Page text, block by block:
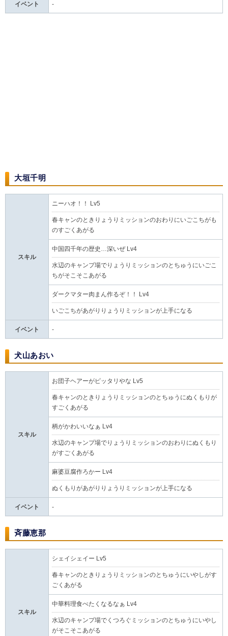
イベント -
大垣千明
スキル
ニーハオ！！ Lv5
春キャンのときりょうりミッションのおわりにいごこちがも
のすごくあがる
中国四千年の歴史…深いぜ Lv4
水辺のキャンプ場でりょうりミッションのとちゅうにいごこ
ちがそこそこあがる
ダークマター肉まん作るぞ！！ Lv4
いごこちがあがりりょうりミッションが上手になる
イベント -
犬山あおい
スキル
お団子ヘアーがピッタリやな Lv5
春キャンのときりょうりミッションのとちゅうにぬくもりが
すごくあがる
柄がかわいいなぁ Lv4
水辺のキャンプ場でりょうりミッションのおわりにぬくもり
がすごくあがる
麻婆豆腐作ろかー Lv4
ぬくもりがあがりりょうりミッションが上手になる
イベント -
斉藤恵那
スキル
シェイシェイー Lv5
春キャンのときりょうりミッションのとちゅうにいやしがす
ごくあがる
中華料理食べたくなるなぁ Lv4
水辺のキャンプ場でくつろぐミッションのとちゅうにいやし
がそこそこあがる